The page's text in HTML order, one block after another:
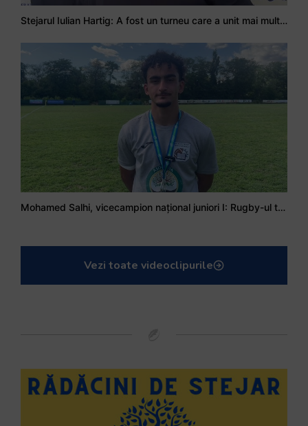
Stejarul Iulian Hartig: A fost un turneu care a unit mai mult echipa
Mohamed Salhi, vicecampion național juniori I: Rugby-ul te învață să accepți și înfrângerile
Vezi toate videoclipurile